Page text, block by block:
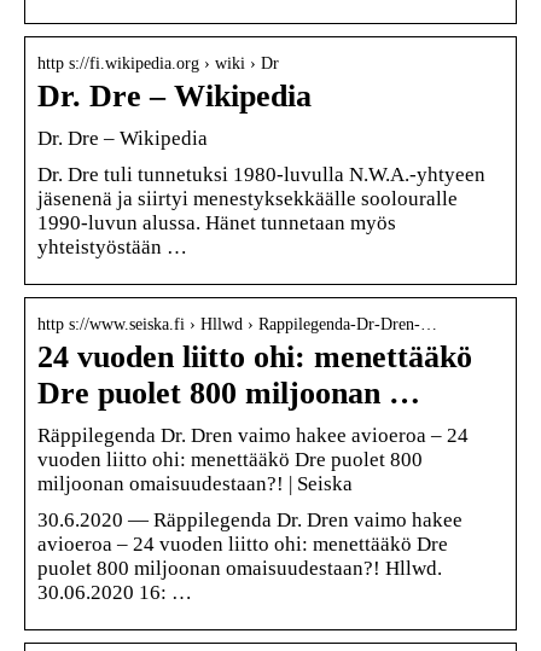
http s://fi.wikipedia.org › wiki › Dr
Dr. Dre – Wikipedia
Dr. Dre – Wikipedia
Dr. Dre tuli tunnetuksi 1980-luvulla N.W.A.-yhtyeen
jäsenenä ja siirtyi menestyksekkäälle soolouralle
1990-luvun alussa. Hänet tunnetaan myös
yhteistyöstään …
http s://www.seiska.fi › Hllwd › Rappilegenda-Dr-Dren-…
24 vuoden liitto ohi: menettääkö
Dre puolet 800 miljoonan …
Räppilegenda Dr. Dren vaimo hakee avioeroa – 24
vuoden liitto ohi: menettääkö Dre puolet 800
miljoonan omaisuudestaan?! | Seiska
30.6.2020 — Räppilegenda Dr. Dren vaimo hakee
avioeroa – 24 vuoden liitto ohi: menettääkö Dre
puolet 800 miljoonan omaisuudestaan?! Hllwd.
30.06.2020 16: …